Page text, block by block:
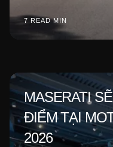
7 READ MIN
MASERATI
ĐIỂM TẠI
2026